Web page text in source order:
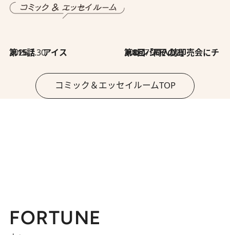
2026.7.30
第15話 アイス 2026.7.30
第8回「同人誌即売会にチャレンジ その2」
コミック＆エッセイルームTOP
FORTUNE